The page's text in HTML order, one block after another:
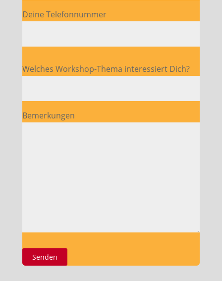
Deine Telefonnummer
Bitte lasse dieses Feld leer.
Welches Workshop-Thema interessiert Dich?
Bemerkungen